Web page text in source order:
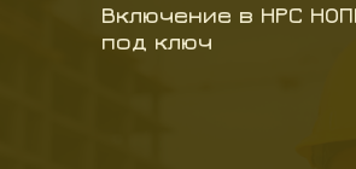
Включение в НРС
под ключ